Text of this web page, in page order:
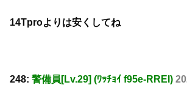
14Tproよりは安くしてね
248: 警備員[Lv.29] (ﾜｯﾁｮｲ f95e-RREI)